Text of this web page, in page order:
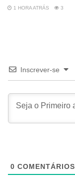
1 HORA ATRÁS 3
Inscrever-se
0 COMENTÁRIOS